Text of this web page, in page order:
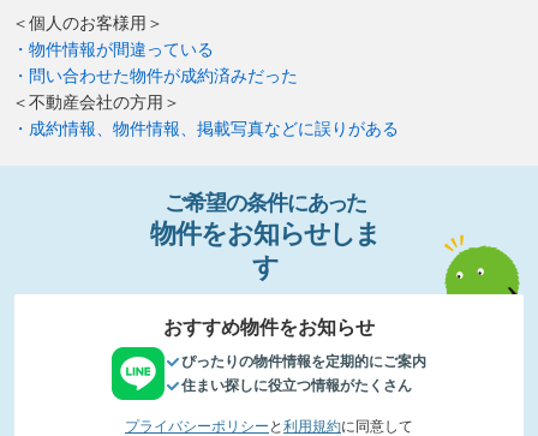
＜個人のお客様用＞
・物件情報が間違っている
・問い合わせた物件が成約済みだった
＜不動産会社の方用＞
・成約情報、物件情報、掲載写真などに誤りがある
ご希望の条件にあった
物件をお知らせし ま
す
おすすめ物件をお知らせ
ぴったりの物件情報を定期的にご案内
住まい探しに役立つ情報がたくさん
プライバシーポリシー と 利用規約に同意して